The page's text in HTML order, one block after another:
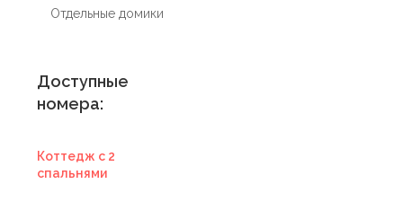
Отдельные домики
Доступные
номера:
Коттедж с 2
спальнями